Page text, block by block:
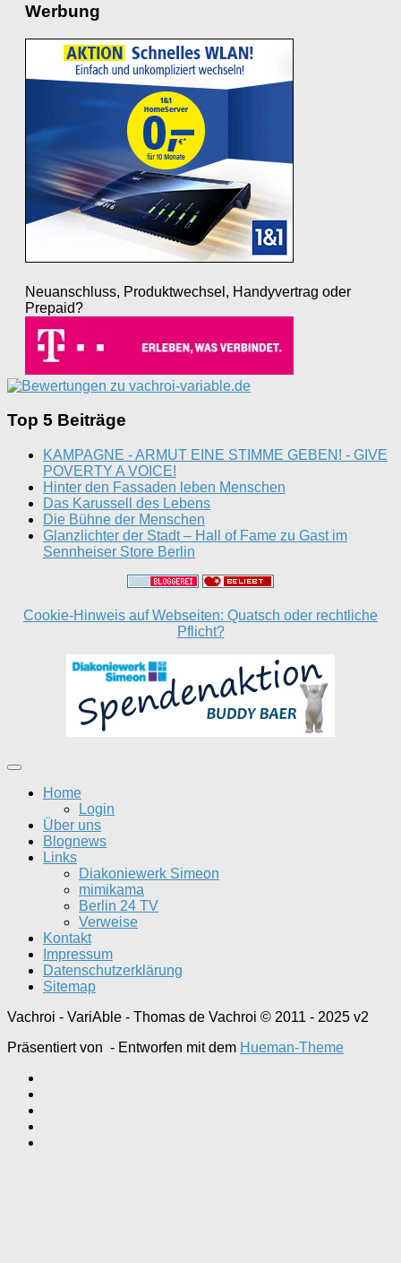
Werbung
Neuanschluss, Produktwechsel, Handyvertrag oder
Prepaid?
Top 5 Beiträge
KAMPAGNE - ARMUT EINE STIMME GEBEN! - GIVE
POVERTY A VOICE!
Hinter den Fassaden leben Menschen
Das Karussell des Lebens
Die Bühne der Menschen
Glanzlichter der Stadt – Hall of Fame zu Gast im
Sennheiser Store Berlin
Cookie-Hinweis auf Webseiten: Quatsch oder rechtliche
Pflicht?
Home
Login
Über uns
Blognews
Links
Diakoniewerk Simeon
mimikama
Berlin 24 TV
Verweise
Kontakt
Impressum
Datenschutzerklärung
Sitemap
Vachroi - VariAble - Thomas de Vachroi © 2011 - 2025 v2
Präsentiert von - Entworfen mit dem Hueman-Theme